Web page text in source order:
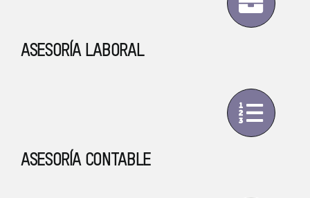
ASESORÍA LABORAL
ASESORÍA CONTABLE